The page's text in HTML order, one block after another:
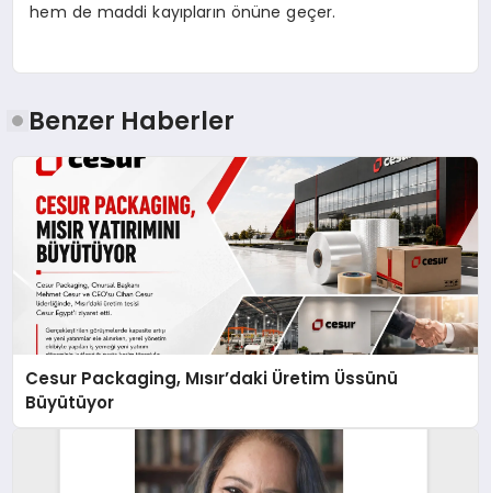
hem de maddi kayıpların önüne geçer.
Benzer Haberler
Cesur Packaging, Mısır’daki Üretim Üssünü
Büyütüyor